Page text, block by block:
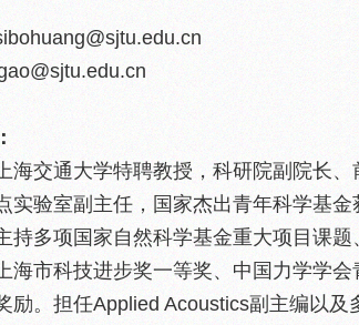
海交通大学特聘教授，科研院副院长
实验室副主任，国家杰出青年科学基
持多项国家自然科学基金重大项目课
海市科技进步奖一等奖、中国力学学
励。担任Applied Acoustics副主编以及